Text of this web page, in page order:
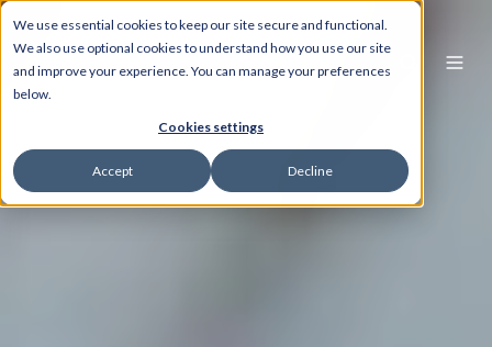
We use essential cookies to keep our site secure and functional.
We also use optional cookies to understand how you use our site
and improve your experience. You can manage your preferences
below.
Cookies settings
Accept Decline